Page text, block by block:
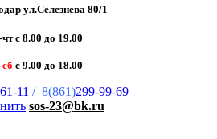
ул.Селезнева 80/1
с 8.00 до 19.00
сб с 9.00 до 18.00
11 / 8(861)299-99-69
sos-23@bk.ru